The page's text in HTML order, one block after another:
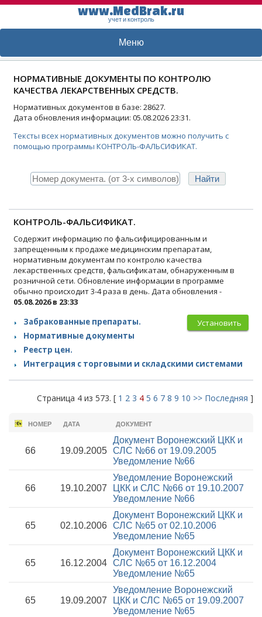
www.MedBrak.ru
учет и контроль
Меню
НОРМАТИВНЫЕ ДОКУМЕНТЫ ПО КОНТРОЛЮ
КАЧЕСТВА ЛЕКАРСТВЕННЫХ СРЕДСТВ.
Нормативных документов в базе: 28627.
Дата обновления информации: 05.08.2026 23:31.
Тексты всех нормативных документов можно получить с
помощью программы КОНТРОЛЬ-ФАЛЬСИФИКАТ.
КОНТРОЛЬ-ФАЛЬСИФИКАТ.
Содержит информацию по фальсифицированным и
запрещенным к продаже медицинским препаратам,
нормативным документам по контролю качества
лекарственных средств, фальсификатам, обнаруженным в
розничной сети. Обновление информации в программе
обычно происходит 3-4 раза в день. Дата обновления -
05.08.2026 в 23:33
Установить
Забракованные препараты.
Нормативные документы
Реестр цен.
Интеграция с торговыми и складскими системами
Страница 4 из 573. [ 1 2 3 4 5 6 7 8 9 10 >> Последняя ]
НОМЕР ДАТА ДОКУМЕНТ
66 19.09.2005
Документ Воронежский ЦКК и
СЛС №66 от 19.09.2005
Уведомление №66
66 19.10.2007
Уведомление Воронежский
ЦКК и СЛС №66 от 19.10.2007
Уведомление №66
65 02.10.2006
Документ Воронежский ЦКК и
СЛС №65 от 02.10.2006
Уведомление №65
65 16.12.2004
Документ Воронежский ЦКК и
СЛС №65 от 16.12.2004
Уведомление №65
65 19.09.2007
Уведомление Воронежский
ЦКК и СЛС №65 от 19.09.2007
Уведомление №65